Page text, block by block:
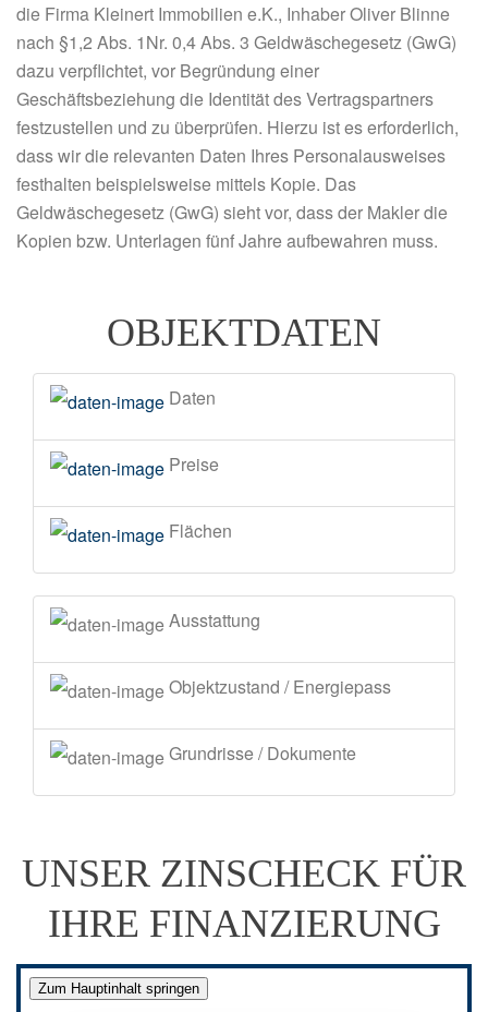
die Firma Kleinert Immobilien e.K., Inhaber Oliver Blinne
nach §1,2 Abs. 1Nr. 0,4 Abs. 3 Geldwäschegesetz (GwG)
dazu verpflichtet, vor Begründung einer
Geschäftsbeziehung die Identität des Vertragspartners
festzustellen und zu überprüfen. Hierzu ist es erforderlich,
dass wir die relevanten Daten Ihres Personalausweises
festhalten beispielsweise mittels Kopie. Das
Geldwäschegesetz (GwG) sieht vor, dass der Makler die
Kopien bzw. Unterlagen fünf Jahre aufbewahren muss.
OBJEKTDATEN
Daten
Preise
Flächen
Ausstattung
Objektzustand / Energiepass
Grundrisse / Dokumente
UNSER ZINSCHECK FÜR
IHRE FINANZIERUNG